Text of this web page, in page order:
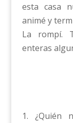
esta casa
animé y
La rompí.
enteras
1. ¿Quién